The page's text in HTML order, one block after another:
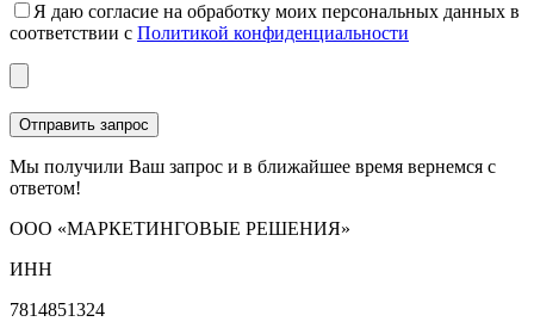
Я даю согласие на обработку моих персональных данных в
соответствии с Политикой конфиденциальности
Мы получили Ваш запрос и в ближайшее время вернемся с
ответом!
ООО «МАРКЕТИНГОВЫЕ РЕШЕНИЯ»
ИНН
7814851324